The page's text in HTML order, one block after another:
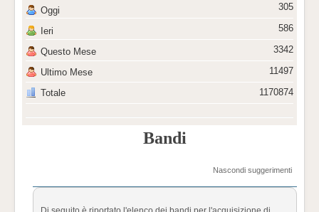
Oggi
Ieri
Questo Mese
Ultimo Mese
Totale
305
586
3342
11497
1170874
Bandi
Nascondi suggerimenti